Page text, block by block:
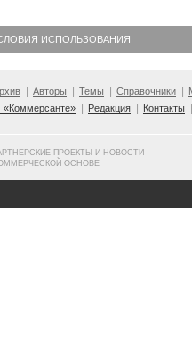
ИСПОЛЬЗОВАНИЯ
Авторы Темы Справочники
Редакция Контакты
ПРОЕКТЫ И НОВОСТИ
ОСНОВЕ